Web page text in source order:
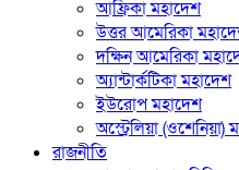
আফ্রিকা মহাদেশ
উত্তর আমেরিকা
দক্ষিন আমেরিকা
অ্যান্টার্কটিকা মহাদেশ
ইউরোপ মহাদেশ
অস্ট্রেলিয়া (ওশেনিয়া)
রাজনীতি